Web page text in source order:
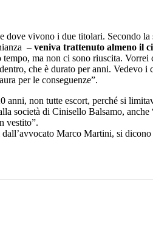
dove vivono i due titolari. Secondo
– veniva trattenuto almeno il
ma non ci sono riuscita.
che è durato per anni. Vedevo
per le conseguenze”.
non tutte escort, perché si
società di Cinisello Balsamo, anche
vestito”.
Marco Martini, si